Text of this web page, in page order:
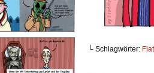
└ Schlagwörter: